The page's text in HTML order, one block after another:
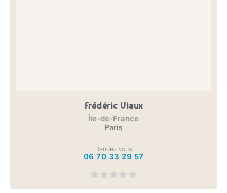
Frédéric Viaux
Île-de-France
Paris
Rendez-vous
06 70 33 29 57